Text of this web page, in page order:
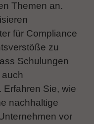
Themen an.
für Compliance
zu
Schulungen
auch
Erfahren Sie, wie
nachhaltige
vor